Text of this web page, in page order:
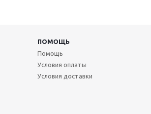
ПОМОЩЬ
Помощь
Условия оплаты
Условия доставки